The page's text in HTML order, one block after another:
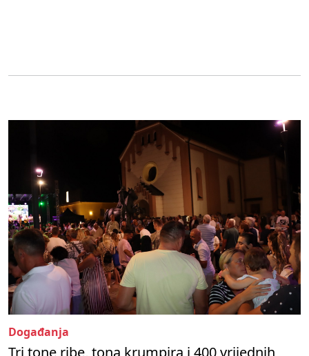
Događanja